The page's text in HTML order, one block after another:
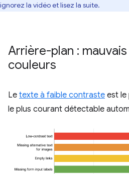
ignorez la vidéo et lisez la suite.
Arrière-plan :
couleurs
Le texte à faible contraste est le
le plus courant détectable